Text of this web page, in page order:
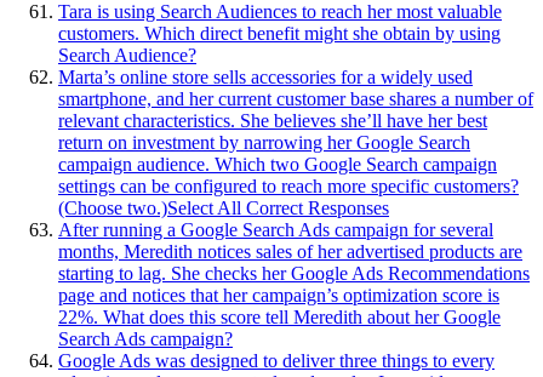
Tara is using Search Audiences to reach her most valuable
customers. Which direct benefit might she obtain by using
Search Audience?
Marta’s online store sells accessories for a widely used
smartphone, and her current customer base shares a number of
relevant characteristics. She believes she’ll have her best
return on investment by narrowing her Google Search
campaign audience. Which two Google Search campaign
settings can be configured to reach more specific customers?
(Choose two.)Select All Correct Responses
After running a Google Search Ads campaign for several
months, Meredith notices sales of her advertised products are
starting to lag. She checks her Google Ads Recommendations
page and notices that her campaign’s optimization score is
22%. What does this score tell Meredith about her Google
Search Ads campaign?
Google Ads was designed to deliver three things to every